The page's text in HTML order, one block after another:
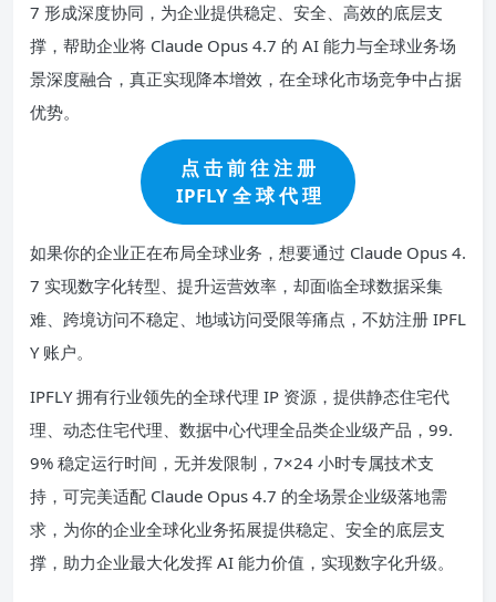
7 形成深度协同，为企业提供稳定、安全、高效的底层支
撑，帮助企业将 Claude Opus 4.7 的 AI 能力与全球业务场
景深度融合，真正实现降本增效，在全球化市场竞争中占据
优势。
点 击 前 往 注 册
IPFLY 全 球 代 理
如果你的企业正在布局全球业务，想要通过 Claude Opus 4.
7 实现数字化转型、提升运营效率，却面临全球数据采集
难、跨境访问不稳定、地域访问受限等痛点，不妨注册 IPFL
Y 账户。
IPFLY 拥有行业领先的全球代理 IP 资源，提供静态住宅代
理、动态住宅代理、数据中心代理全品类企业级产品，99.
9% 稳定运行时间，无并发限制，7×24 小时专属技术支
持，可完美适配 Claude Opus 4.7 的全场景企业级落地需
求，为你的企业全球化业务拓展提供稳定、安全的底层支
撑，助力企业最大化发挥 AI 能力价值，实现数字化升级。